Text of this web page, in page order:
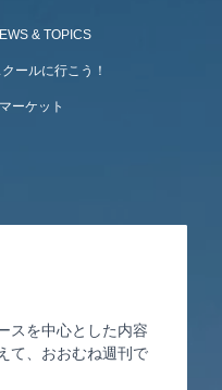
& TOPICS
クールに行こう！
ーケット
スを中心とした内容
て、おおむね週刊で